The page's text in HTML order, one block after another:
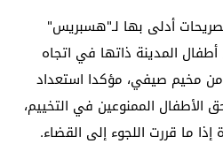
أدلى بها لـ"هسبريس"
المدينة ذاتها في اتجاه
من مخيم صيفي، مؤكدا استعداد
الأطفال الممنوعين في التخييم،
ما قررت اللجوء إلى القضاء.